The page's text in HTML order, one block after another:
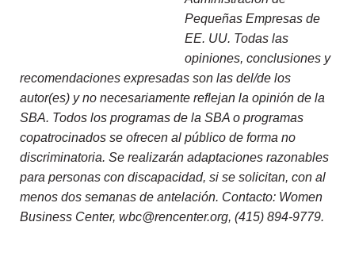
Pequeñas Empresas de
EE. UU. Todas las
opiniones, conclusiones y
recomendaciones expresadas son las del/de los
autor(es) y no necesariamente reflejan la opinión de la
SBA. Todos los programas de la SBA o programas
copatrocinados se ofrecen al público de forma no
discriminatoria. Se realizarán adaptaciones razonables
para personas con discapacidad, si se solicitan, con al
menos dos semanas de antelación. Contacto: Women
Business Center, wbc@rencenter.org, (415) 894-9779.